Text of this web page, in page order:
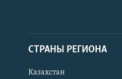
СТРАНЫ РЕГИОНА
Казахстан